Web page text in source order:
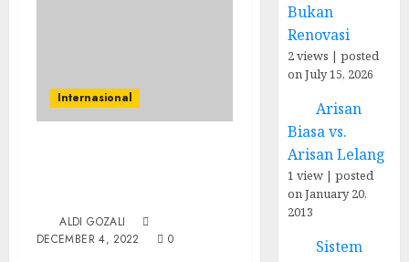
Internasional
ALDI GOZALI
DECEMBER 4, 2022
0
Bukan
Renovasi
2 views |posted
on July 15, 2026
Arisan
Biasa vs.
Arisan Lelang
1 view |posted
on January 20,
2013
Sistem